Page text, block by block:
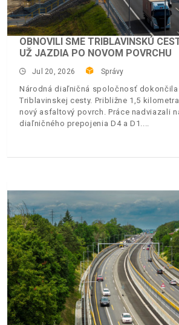
OBNOVILI SME TRIBLAVINSKÚ
UŽ JAZDIA PO NOVOM POVRCHU
Jul 20, 2026 Správy
Národná diaľničná spoločnosť dokončila
Triblavinskej cesty. Približne 1,5
nový asfaltový povrch. Práce nadviazali
diaľničného prepojenia D4 a D1.